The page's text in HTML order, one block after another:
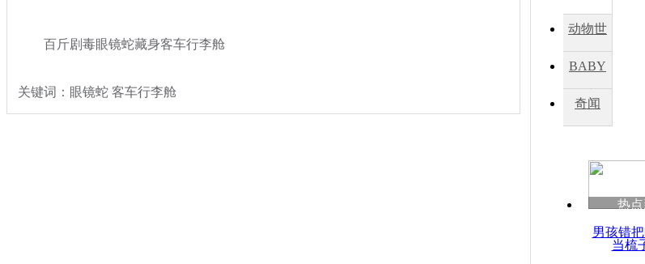
百斤剧毒眼镜蛇藏身客车行李舱
关键词：眼镜蛇 客车行李舱
动物世
BABY
秀
奇闻
热
男孩错
当梳